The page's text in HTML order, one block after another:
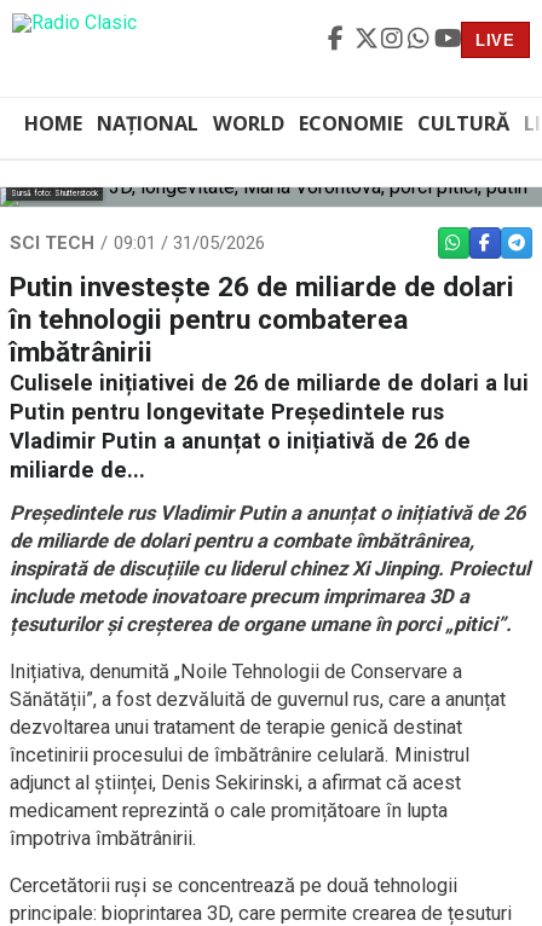
LIVE
HOME NAȚIONAL WORLD ECONOMIE CULTURĂ
Sursă foto: Shutterstock
SCI TECH 09:01 / 31/05/2026 WHATSAPP
Putin investește 26 de miliarde de dolari
în tehnologii pentru combaterea
îmbătrânirii
Culisele inițiativei de 26 de miliarde de dolari a lui
Putin pentru longevitate Președintele rus
Vladimir Putin a anunțat o inițiativă de 26 de
miliarde de...
Președintele rus Vladimir Putin a anunțat o inițiativă de 26
de miliarde de dolari pentru a combate îmbătrânirea,
inspirată de discuțiile cu liderul chinez Xi Jinping. Proiectul
include metode inovatoare precum imprimarea 3D a
țesuturilor și creșterea de organe umane în porci „pitici”.
Inițiativa, denumită „Noile Tehnologii de Conservare a
Sănătății”, a fost dezvăluită de guvernul rus, care a anunțat
dezvoltarea unui tratament de terapie genică destinat
încetinirii procesului de îmbătrânire celulară. Ministrul
adjunct al științei, Denis Sekirinski, a afirmat că acest
medicament reprezintă o cale promițătoare în lupta
împotriva îmbătrânirii.
Cercetătorii ruși se concentrează pe două tehnologii
principale: bioprintarea 3D, care permite crearea de țesuturi